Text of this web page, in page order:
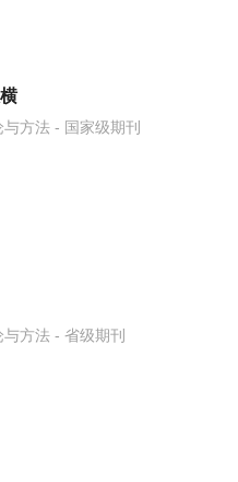
方法 - 国家级期刊
方法 - 省级期刊